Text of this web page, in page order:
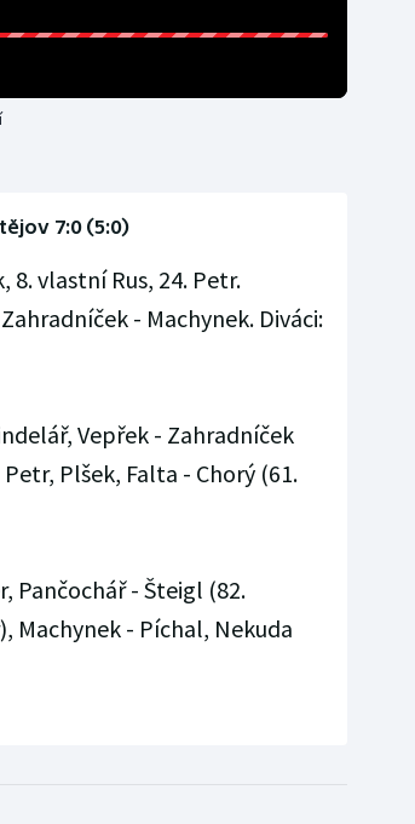
7:0 (5:0)
8. vlastní Rus, 24. Petr.
- Machynek. Diváci:
Vepřek - Zahradníček
Plšek, Falta - Chorý (61.
Pančochář - Šteigl (82.
Machynek - Píchal, Nekuda